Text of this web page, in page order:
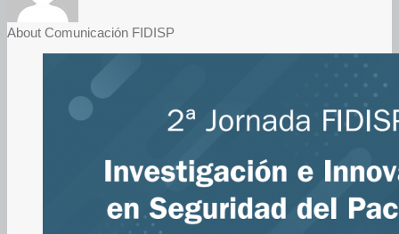
About Comunicación FIDISP